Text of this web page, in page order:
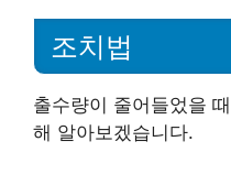
조치법
출수량이 줄어들었을
해 알아보겠습니다.